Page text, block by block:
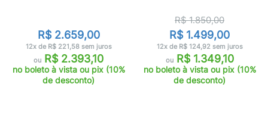
R$ 2.659,00
12x de R$ 221,58 sem juros
ou R$ 2.393,10
no boleto à vista ou pix (10%
de desconto)
R$ 1.850,00
R$ 1.499,00
12x de R$ 124,92 sem juros
ouR$ 1.349,10
no boleto à vista ou pix (10%
de desconto)